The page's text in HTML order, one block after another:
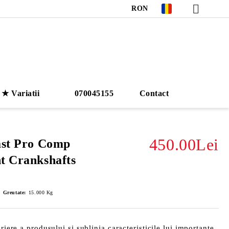
RON
★ Variatii 070045155 Contact
Pro Comp
Crankshafts
450.00Lei
Greutate: 15.000 Kg